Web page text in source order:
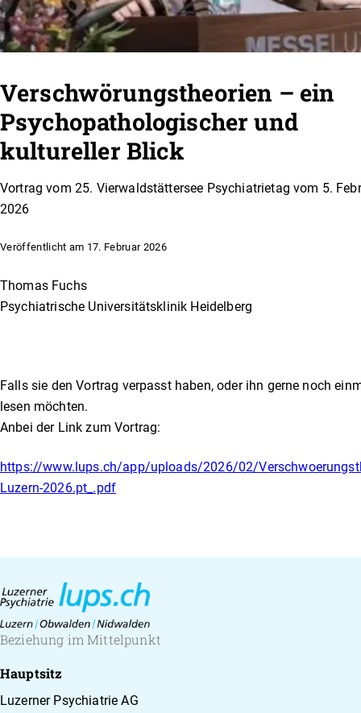
Verschwörungstheorien – ein
Psychopathologischer und
kultureller Blick
Vortrag vom 25. Vierwaldstättersee Psychiatrietag vom 5.
2026
Veröffentlicht am 17. Februar 2026
Thomas Fuchs
Psychiatrische Universitätsklinik Heidelberg
Falls sie den Vortrag verpasst haben, oder ihn gerne noch
lesen möchten.
Anbei der Link zum Vortrag:
https://www.lups.ch/app/uploads/2026/02/
Luzern-2026.pt_.pdf
Beziehung im Mittelpunkt
Hauptsitz
Luzerner Psychiatrie AG